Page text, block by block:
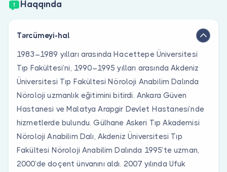
Haqqında
Tərcümeyi-hal
1983–1989 yılları arasında Hacettepe Üniversitesi
Tıp Fakültesi’ni, 1990–1995 yılları arasında Akdeniz
Üniversitesi Tıp Fakültesi Nöroloji Anabilim Dalında
Nöroloji uzmanlık eğitimini bitirdi. Ankara Güven
Hastanesi ve Malatya Arapgir Devlet Hastanesi’nde
hizmetlerde bulundu. Gülhane Askeri Tıp Akademisi
Nöroloji Anabilim Dalı, Akdeniz Üniversitesi Tıp
Fakültesi Nöroloji Anabilim Dalında 1995’te uzman,
2000’de doçent ünvanını aldı. 2007 yılında Ufuk